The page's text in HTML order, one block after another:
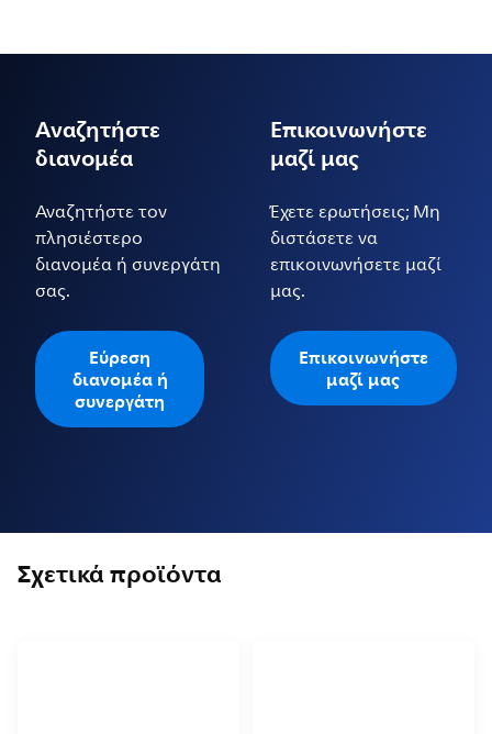
Αναζητήστε
διανομέα
Αναζητήστε τον
πλησιέστερο
διανομέα ή συνεργάτη
σας.
Εύρεση
διανομέα ή
συνεργάτη
Επικοινωνήστε
μαζί μας
Έχετε ερωτήσεις; Μη
διστάσετε να
επικοινωνήσετε μαζί
μας.
Επικοινωνήστε
μαζί μας
Σχετικά προϊόντα